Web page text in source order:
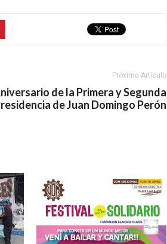
Próximo Artículo
de la Primera y Segunda
de Juan Domingo Perón